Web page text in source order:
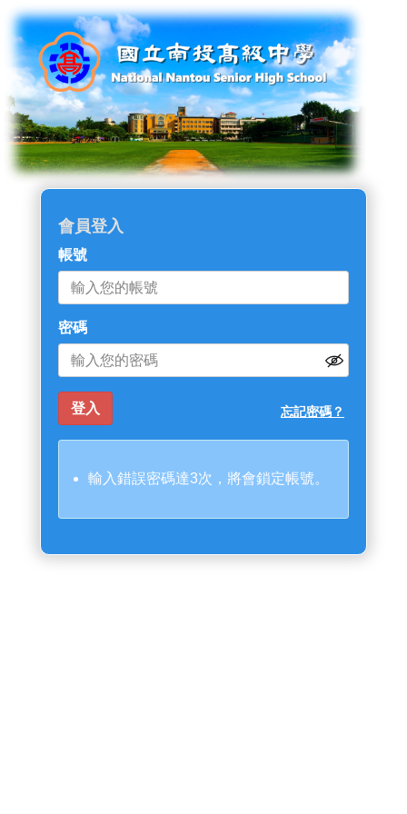
會員登入
帳號
密碼
忘記密碼？
輸入錯誤密碼達3次，將會鎖定帳號。